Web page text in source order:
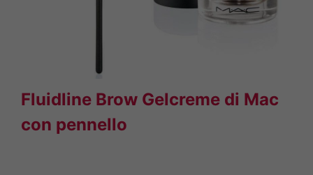
Fluidline Brow Gelcreme di Mac
con pennello